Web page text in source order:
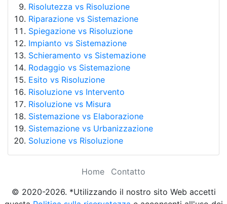
Risolutezza vs Risoluzione
Riparazione vs Sistemazione
Spiegazione vs Risoluzione
Impianto vs Sistemazione
Schieramento vs Sistemazione
Rodaggio vs Sistemazione
Esito vs Risoluzione
Risoluzione vs Intervento
Risoluzione vs Misura
Sistemazione vs Elaborazione
Sistemazione vs Urbanizzazione
Soluzione vs Risoluzione
Home
Contatto
© 2020-2026. *Utilizzando il nostro sito Web accetti